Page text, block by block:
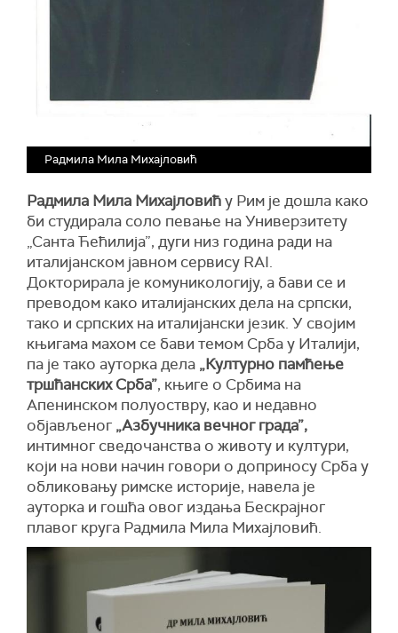
Радмила Мила Михајловић
Радмила Мила Михајловићу Рим је дошла како
би студирала соло певање на Универзитету
„Санта Ћећилија”, дуги низ година ради на
италијанском јавном сервису RAI.
Докторирала је комуникологију, а бави се и
преводом како италијанских дела на српски,
тако и српских на италијански језик. У својим
књигама махом се бави темом Срба у Италији,
па је тако ауторка дела „Културно памћење
тршћанских Срба”, књиге о Србима на
Апенинском полуоствру, као и недавно
објављеног „Азбучника вечног града”,
интимног сведочанства о животу и култури,
који на нови начин говори о доприносу Срба у
обликовању римске историје, навела је
ауторка и гошћа овог издања Бескрајног
плавог круга Радмила Мила Михајловић.